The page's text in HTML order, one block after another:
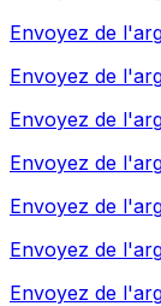
Envoyez de
Envoyez de
Envoyez de
Envoyez de
Envoyez de
Envoyez de
Envoyez de